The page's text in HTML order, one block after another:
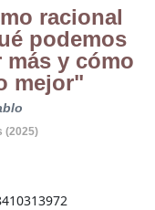
racional
podemos
más y cómo
mejor"
(2025)